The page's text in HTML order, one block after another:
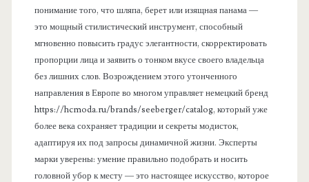
понимание того, что шляпа, берет или изящная панама —
это мощный стилистический инструмент, способный
мгновенно повысить градус элегантности, скорректировать
пропорции лица и заявить о тонком вкусе своего владельца
без лишних слов. Возрождением этого утонченного
направления в Европе во многом управляет немецкий бренд
https://hcmoda.ru/brands/seeberger/catalog, который уже
более века сохраняет традиции и секреты модисток,
адаптируя их под запросы динамичной жизни. Эксперты
марки уверены: умение правильно подобрать и носить
головной убор к месту — это настоящее искусство, которое